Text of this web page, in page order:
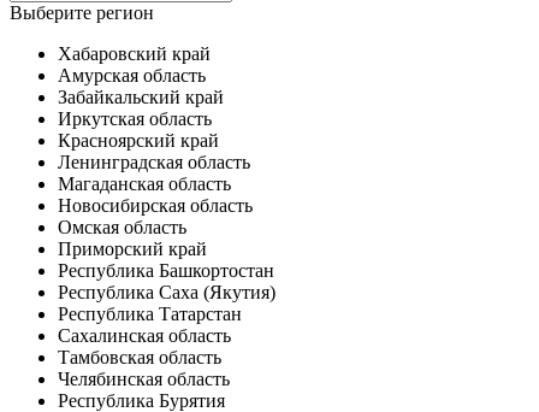
Выберите регион
Хабаровский край
Амурская область
Забайкальский край
Иркутская область
Красноярский край
Ленинградская область
Магаданская область
Новосибирская область
Омская область
Приморский край
Республика Башкортостан
Республика Саха (Якутия)
Республика Татарстан
Сахалинская область
Тамбовская область
Челябинская область
Республика Бурятия